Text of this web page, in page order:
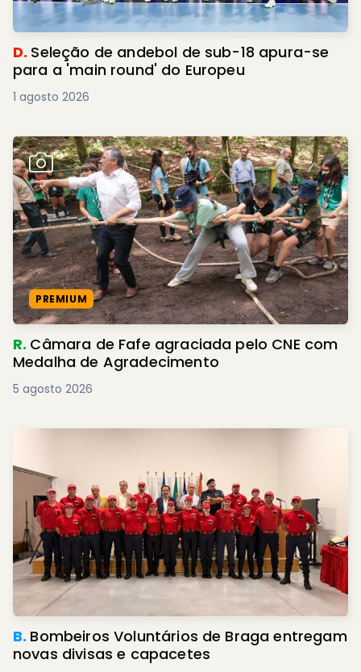
D. Seleção de andebol de sub-18 apura-se
para a 'main round' do Europeu
1 agosto 2026
PREMIUM
R. Câmara de Fafe agraciada pelo CNE com
Medalha de Agradecimento
5 agosto 2026
B. Bombeiros Voluntários de Braga entregam
novas divisas e capacetes